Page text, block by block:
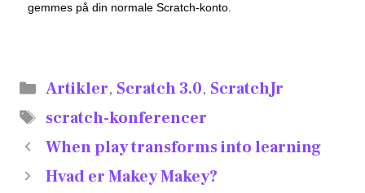
gemmes på din normale Scratch-konto.
Artikler, Scratch 3.0, ScratchJr
scratch-konferencer
When play transforms into learning
Hvad er Makey Makey?